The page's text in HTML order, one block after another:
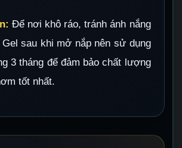
Để nơi khô ráo, tránh ánh nắng
sau khi mở nắp nên sử dụng
3 tháng để đảm bảo chất lượng
tốt nhất.